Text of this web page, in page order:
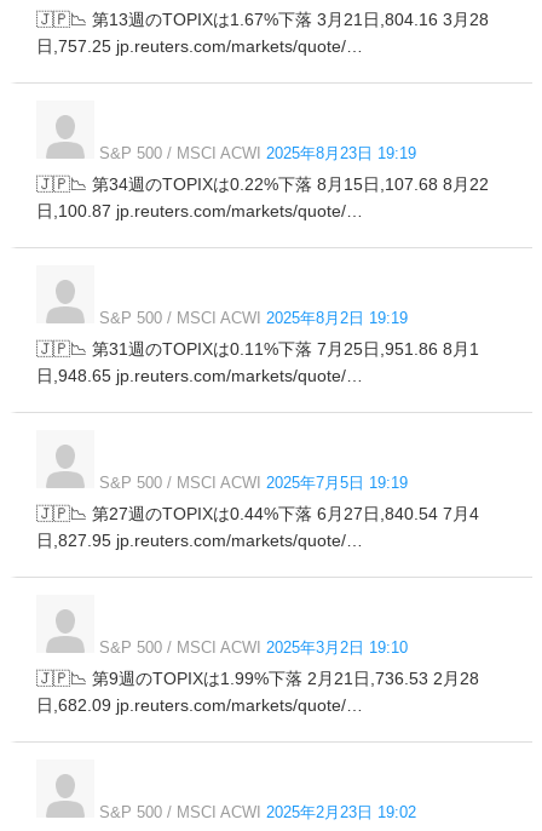
🇯🇵📉 第13週のTOPIXは1.67%下落 3月21日,804.16 3月28
日,757.25 jp.reuters.com/markets/quote/…
S&P 500 / MSCI ACWI 2025年8月23日 19:19
🇯🇵📉 第34週のTOPIXは0.22%下落 8月15日,107.68 8月22
日,100.87 jp.reuters.com/markets/quote/…
S&P 500 / MSCI ACWI 2025年8月2日 19:19
🇯🇵📉 第31週のTOPIXは0.11%下落 7月25日,951.86 8月1
日,948.65 jp.reuters.com/markets/quote/…
S&P 500 / MSCI ACWI 2025年7月5日 19:19
🇯🇵📉 第27週のTOPIXは0.44%下落 6月27日,840.54 7月4
日,827.95 jp.reuters.com/markets/quote/…
S&P 500 / MSCI ACWI 2025年3月2日 19:10
🇯🇵📉 第9週のTOPIXは1.99%下落 2月21日,736.53 2月28
日,682.09 jp.reuters.com/markets/quote/…
S&P 500 / MSCI ACWI 2025年2月23日 19:02